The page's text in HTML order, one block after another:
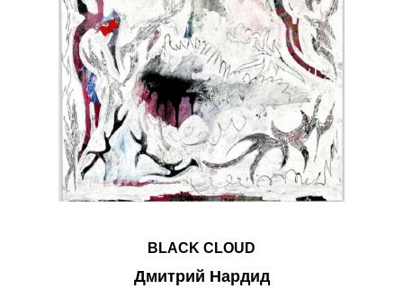
BLACK CLOUD
Дмитрий Нардид